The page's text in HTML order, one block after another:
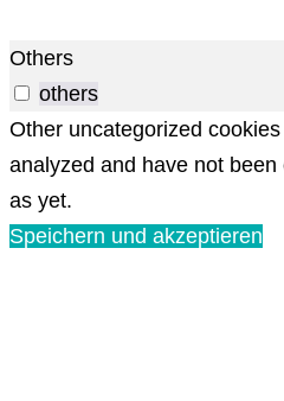
Others
others
Other uncategorized
analyzed and have not
as yet.
Speichern und akzeptieren